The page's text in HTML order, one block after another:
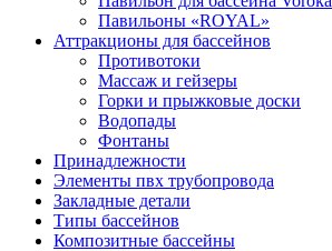
Павильоны «ROYAL»
Аттракционы для бассейнов
Противотоки
Массаж и гейзеры
Горки и прыжковые доски
Водопады
Фонтаны
Принадлежности
Элементы пвх трубопровода
Закладные детали
Типы бассейнов
Композитные бассейны